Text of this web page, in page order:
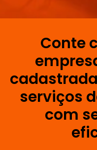
Conte
serviços
com